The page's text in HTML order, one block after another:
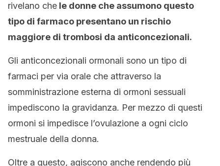
rivelano che le donne che assumono questo
tipo di farmaco presentano un rischio
maggiore di trombosi da anticoncezionali.
Gli anticoncezionali ormonali sono un tipo di
farmaci per via orale che attraverso la
somministrazione esterna di ormoni sessuali
impediscono la gravidanza. Per mezzo di questi
ormoni si impedisce l’ovulazione a ogni ciclo
mestruale della donna.
Oltre a questo, agiscono anche rendendo più